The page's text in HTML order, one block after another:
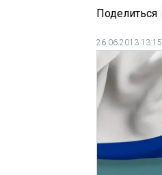
Поделиться
26.06.2013 13:15